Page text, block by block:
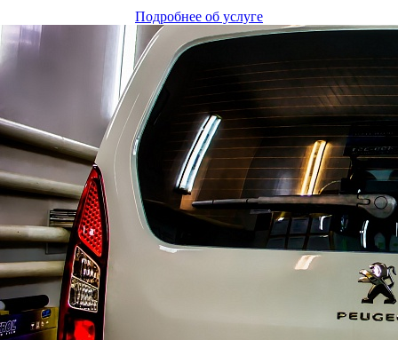
Подробнее об услуге